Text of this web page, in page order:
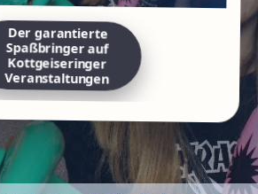
Der garantierte
Spaßbringer auf
Kottgeiseringer
Veranstaltungen